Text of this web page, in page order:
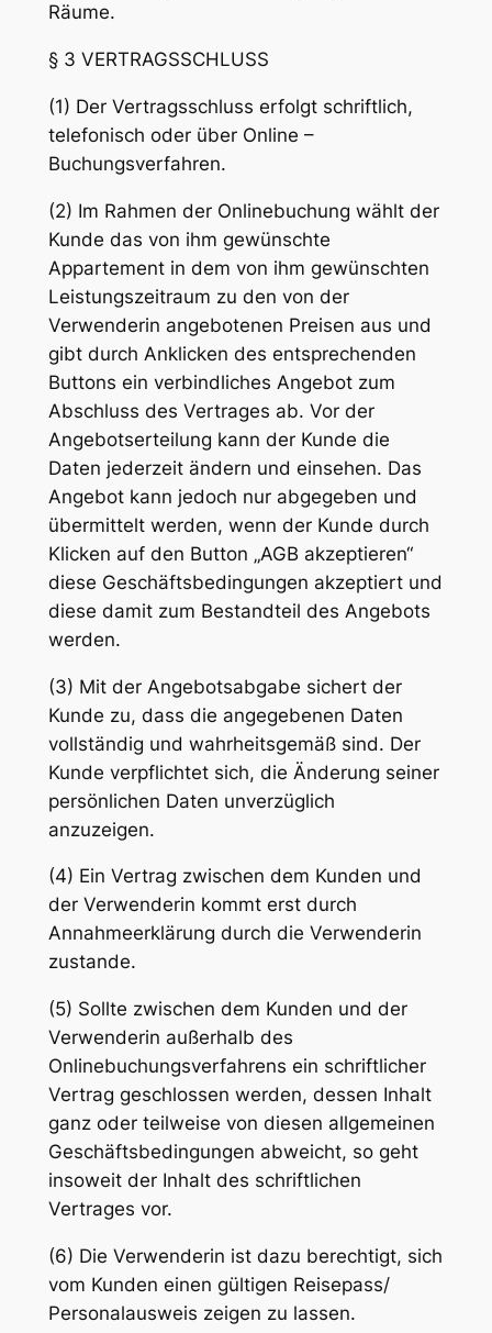
Räume.
§ 3 VERTRAGSSCHLUSS
(1) Der Vertragsschluss erfolgt schriftlich,
telefonisch oder über Online –
Buchungsverfahren.
(2) Im Rahmen der Onlinebuchung wählt der
Kunde das von ihm gewünschte
Appartement in dem von ihm gewünschten
Leistungszeitraum zu den von der
Verwenderin angebotenen Preisen aus und
gibt durch Anklicken des entsprechenden
Buttons ein verbindliches Angebot zum
Abschluss des Vertrages ab. Vor der
Angebotserteilung kann der Kunde die
Daten jederzeit ändern und einsehen. Das
Angebot kann jedoch nur abgegeben und
übermittelt werden, wenn der Kunde durch
Klicken auf den Button „AGB akzeptieren“
diese Geschäftsbedingungen akzeptiert und
diese damit zum Bestandteil des Angebots
werden.
(3) Mit der Angebotsabgabe sichert der
Kunde zu, dass die angegebenen Daten
vollständig und wahrheitsgemäß sind. Der
Kunde verpflichtet sich, die Änderung seiner
persönlichen Daten unverzüglich
anzuzeigen.
(4) Ein Vertrag zwischen dem Kunden und
der Verwenderin kommt erst durch
Annahmeerklärung durch die Verwenderin
zustande.
(5) Sollte zwischen dem Kunden und der
Verwenderin außerhalb des
Onlinebuchungsverfahrens ein schriftlicher
Vertrag geschlossen werden, dessen Inhalt
ganz oder teilweise von diesen allgemeinen
Geschäftsbedingungen abweicht, so geht
insoweit der Inhalt des schriftlichen
Vertrages vor.
(6) Die Verwenderin ist dazu berechtigt, sich
vom Kunden einen gültigen Reisepass/
Personalausweis zeigen zu lassen.